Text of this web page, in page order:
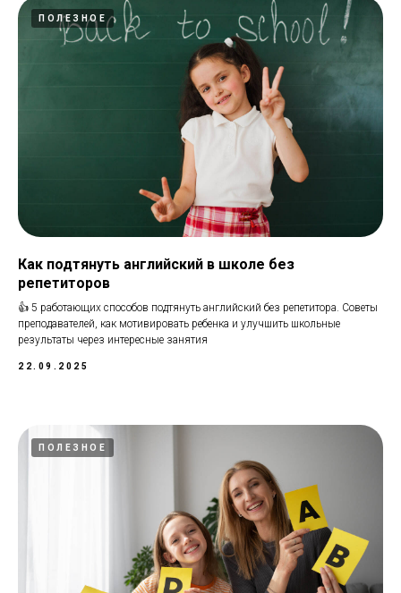
ПОЛЕЗНОЕ
Как подтянуть английский в школе без
репетиторов
👍 5 работающих способов подтянуть английский без репетитора. Советы
преподавателей, как мотивировать ребенка и улучшить школьные
результаты через интересные занятия
22.09.2025
ПОЛЕЗНОЕ